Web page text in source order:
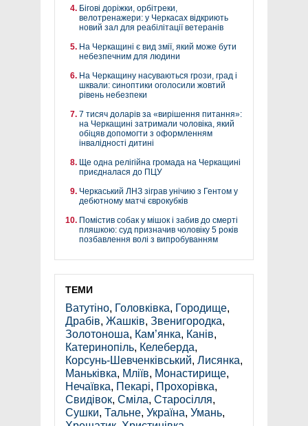
Бігові доріжки, орбітреки,
велотренажери: у Черкасах відкриють
новий зал для реабілітації ветеранів
На Черкащині є вид змії, який може бути
небезпечним для людини
На Черкащину насуваються грози, град і
шквали: синоптики оголосили жовтий
рівень небезпеки
7 тисяч доларів за «вирішення питання»:
на Черкащині затримали чоловіка, який
обіцяв допомогти з оформленням
інвалідності дитині
Ще одна релігійна громада на Черкащині
приєдналася до ПЦУ
Черкаський ЛНЗ зіграв унічию з Гентом у
дебютному матчі єврокубків
Помістив собак у мішок і забив до смерті
пляшкою: суд призначив чоловіку 5 років
позбавлення волі з випробуванням
ТЕМИ
Ватутіно, Головківка, Городище,
Драбів, Жашків, Звенигородка,
Золотоноша, Кам’янка, Канів,
Катеринопіль, Келеберда,
Корсунь-Шевченківський, Лисянка,
Маньківка, Мліїв, Монастирище,
Нечаївка, Пекарі, Прохорівка,
Свидівок, Сміла, Старосілля,
Сушки, Тальне, Україна, Умань,